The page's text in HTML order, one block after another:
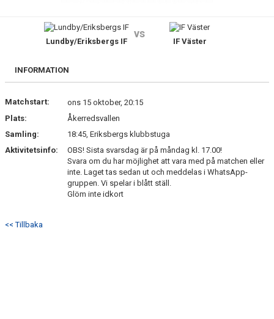
BILDGALLERI
DOKUMENT
Lundby/Eriksbergs IF
vs
IF Väster
INFORMATION
Matchstart:
ons 15 oktober, 20:15
Plats:
Åkerredsvallen
Samling:
18:45, Eriksbergs klubbstuga
Aktivitetsinfo:
OBS! Sista svarsdag är på måndag kl. 17.00!
Svara om du har möjlighet att vara med på matchen eller
inte. Laget tas sedan ut och meddelas i WhatsApp-
gruppen. Vi spelar i blått ställ.
Glöm inte idkort
<< Tillbaka